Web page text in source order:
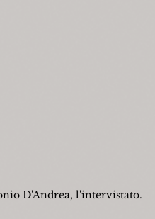
D'Andrea, l'intervistato.